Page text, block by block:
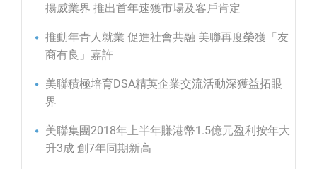
揚威業界 推出首年速獲市場及客戶肯定
推動年青人就業 促進社會共融 美聯再度榮獲「友
商有良」嘉許
美聯積極培育DSA精英企業交流活動深獲益拓眼
界
美聯集團2018年上半年賺港幣1.5億元盈利按年大
升3成 創7年同期新高